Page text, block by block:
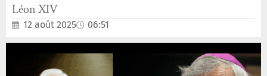
Léon XIV
12 août 2025 06:51